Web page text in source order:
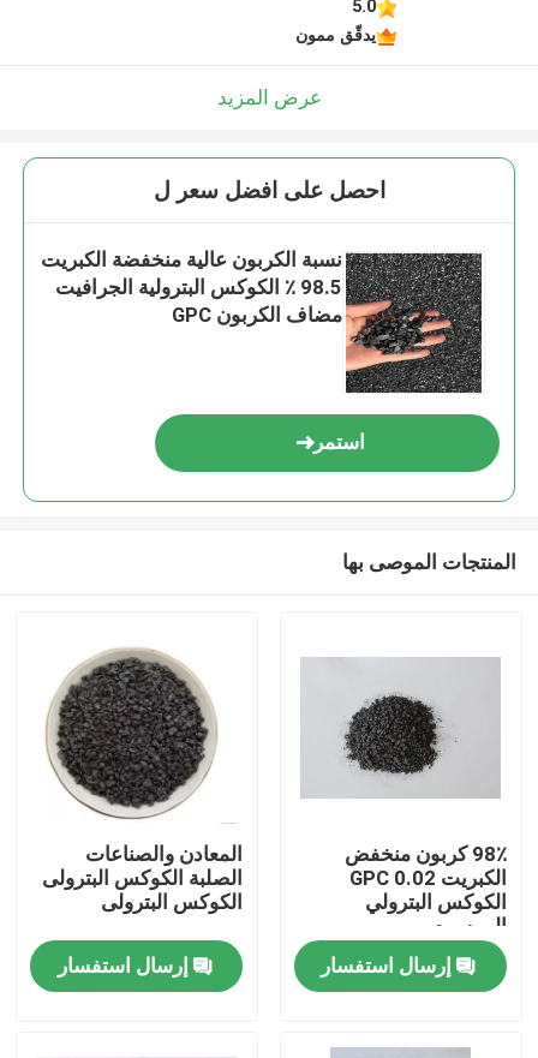
مسكن
5.0
يدقّق ممون
عرض المزيد
احصل على افضل سعر ل
نسبة الكربون عالية منخفضة الكبريت
98.5 ٪ الكوكس البترولية الجرافيت
مضاف الكربون GPC
استمر
المنتجات الموصى بها
98٪ كربون منخفض
الكبريت 0.02 GPC
الكوكس البترولي
المرسوم
إرسال استفسار
المعادن والصناعات
الصلبة الكوكس البترولى
الكوكس البترولى
إرسال استفسار